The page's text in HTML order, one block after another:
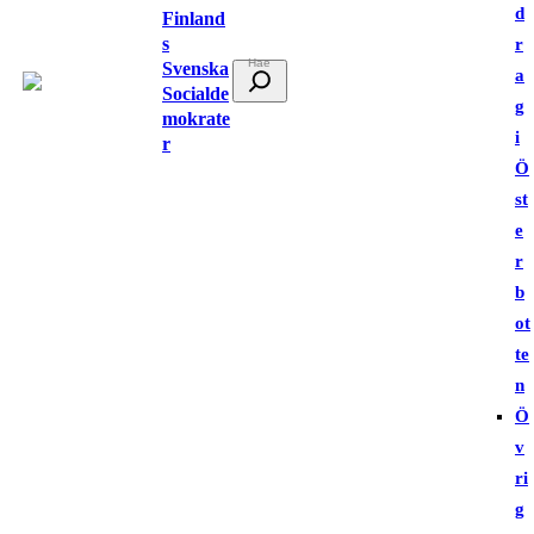
Finland
s
Svenska
Socialde
mokrate
r
ö
d
r
a
g
i
Ö
st
e
r
b
ot
te
n
Ö
v
ri
g